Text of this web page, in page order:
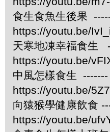
食生食魚生後果
https://youtu.be/
天寒地凍幸福食生
https://youtu.be/
中風怎樣食生
https://youtu.be/
向猿猴學健康飲食
https://youtu.be/